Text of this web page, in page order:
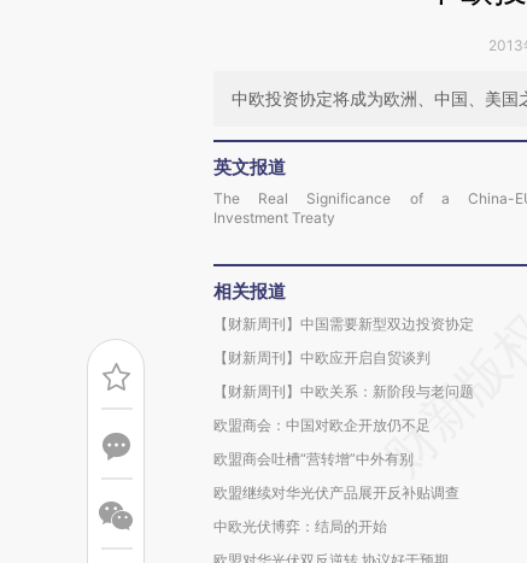
2013
中欧投资协定将成为欧洲、中国、美
英文报道
The Real Significance of a China-
Investment Treaty
相关报道
【财新周刊】中国需要新型双边投资协定
【财新周刊】中欧应开启自贸谈判
【财新周刊】中欧关系：新阶段与老问题
欧盟商会：中国对欧企开放仍不足
欧盟商会吐槽“营转增”中外有别
欧盟继续对华光伏产品展开反补贴调查
中欧光伏博弈：结局的开始